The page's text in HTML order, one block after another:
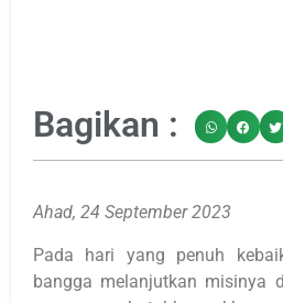
Bagikan :
Ahad, 24 September 2023
Pada hari yang penuh
bangga melanjutkan misinya